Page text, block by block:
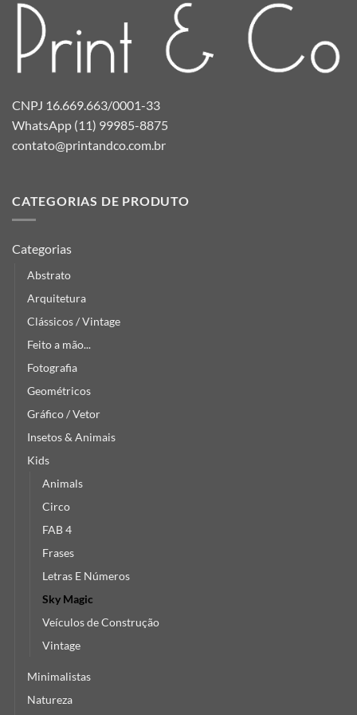
CNPJ 16.669.663/0001-33
WhatsApp (11) 99985-8875
contato@printandco.com.br
CATEGORIAS DE PRODUTO
Categorias
Abstrato
Arquitetura
Clássicos / Vintage
Feito a mão...
Fotografia
Geométricos
Gráfico / Vetor
Insetos & Animais
Kids
Animals
Circo
FAB 4
Frases
Letras E Números
Sky Magic
Veículos de Construção
Vintage
Minimalistas
Natureza